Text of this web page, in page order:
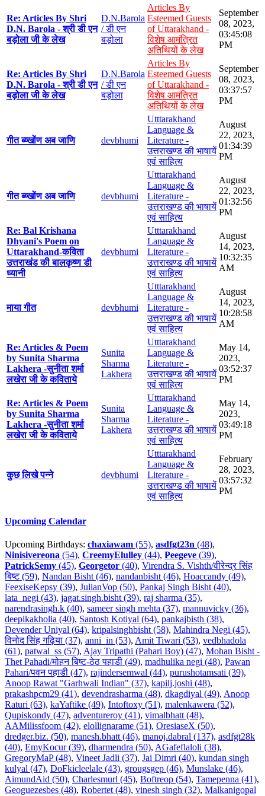
Re: Articles By Shri
D.N. Barola - श्री डी एन
बड़ोला जी के लेख
D.N.Barola
/ डी एन
बड़ोला
Articles By
Esteemed Guests
of Uttarakhand -
विशेष आमंत्रित
अतिथियों के लेख
September
08, 2023,
03:45:08
PM
Re: Articles By Shri
D.N. Barola - श्री डी एन
बड़ोला जी के लेख
D.N.Barola
/ डी एन
बड़ोला
Articles By
Esteemed Guests
of Uttarakhand -
विशेष आमंत्रित
अतिथियों के लेख
September
08, 2023,
03:37:57
PM
गीत ब्य्खोंण अब जाणि devbhumi
Utttarakhand
Language &
Literature -
उत्तराखण्ड की भाषायें
एवं साहित्य
August
22, 2023,
01:34:39
PM
गीत ब्य्खोंण अब जाणि devbhumi
Utttarakhand
Language &
Literature -
उत्तराखण्ड की भाषायें
एवं साहित्य
August
22, 2023,
01:32:56
PM
Re: Bal Krishana
Dhyani's Poem on
Uttarakhand-कविता
उत्तराखंड की बालकृष्ण डी
ध्यानी
devbhumi
Utttarakhand
Language &
Literature -
उत्तराखण्ड की भाषायें
एवं साहित्य
August
14, 2023,
10:32:35
AM
माया गीत devbhumi
Utttarakhand
Language &
Literature -
उत्तराखण्ड की भाषायें
एवं साहित्य
August
14, 2023,
10:28:58
AM
Re: Articles & Poem
by Sunita Sharma
Lakhera -सुनीता शर्मा
लखेरा जी के कविताये
Sunita
Sharma
Lakhera
Utttarakhand
Language &
Literature -
उत्तराखण्ड की भाषायें
एवं साहित्य
May 14,
2023,
03:52:37
PM
Re: Articles & Poem
by Sunita Sharma
Lakhera -सुनीता शर्मा
लखेरा जी के कविताये
Sunita
Sharma
Lakhera
Utttarakhand
Language &
Literature -
उत्तराखण्ड की भाषायें
एवं साहित्य
May 14,
2023,
03:49:18
PM
कुछ लिखे पन्ने devbhumi
Utttarakhand
Language &
Literature -
उत्तराखण्ड की भाषायें
एवं साहित्य
February
28, 2023,
03:57:32
PM
Upcoming Calendar
Upcoming Birthdays: chaxiawam (55), asdfgt23n (48),
Ninisivereona (54), CreemyElulley (44), Peegeve (39),
PatrickSemy (45), Georgetor (40), Virendra S. Vishth/वीरेन्द्र सिंह
बिष्ट (59), Nandan Bisht (46), nandanbisht (46), Hoaccandy (49),
FeexiseKepsy (39), JulianVop (50), Pankaj Singh Bisht (40),
lata_negi (43), jagat.singh.bisht (39), raj sharma (35),
narendrasingh.k (40), sameer singh mehta (37), mannuvicky (36),
deepikakholia (40), Santosh Kotiyal (64), pankajbisth (38),
Devender Uniyal (64), kripalsinghbisht (58), Mahindra Negi (45),
विनोद सिंह गढ़िया (37), anni_in (53), Amit Tiwari (53), vedbhadola
(61), patwal_ss (57), Ajay Tripathi (Pahari Boy) (47), Mohan Bisht -
Thet Pahadi/मोहन बिष्ट-ठेठ पहाडी (49), madhulika negi (48), Pawan
Pahari/पवन पहाडी (47), rajindersemwal (44), purushotamsati (39),
Anoop Rawat "Garhwali Indian" (37), kapilj.joshi (48),
prakashpcm29 (41), devendrasharma (48), dkagdiyal (49), Anoop
Raturi (63), kaYaftike (49), Intoftoxy (51), malenkawera (52),
Qupiskondy (47), adventureroy (41), vimalbhatt (48),
AAMilissfoom (42), elollignarame (51), OresiaseX (50),
dredger.biz. (50), manesh.bhatt (46), manoj.dabral (137), asdfgt28k
(40), EmyKocur (39), dharmendra (50), AGafeflaloli (38),
GregoryMaP (48), Vineet Jadli (37), Jai Dimri (40), kundan singh
kulyal (47), DoFkicleelale (43), grougsgep (46), Munslake (46),
AimundAid (50), Charlesmurl (45), Boftreop (54), Tamepenna (41),
Geoguezesbes (48), Robertet (48), vinesh singh (32), Malkanigopal